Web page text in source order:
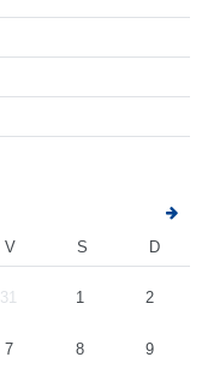
V S D
31 1 2
7 8 9